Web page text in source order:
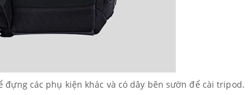
các phụ kiện khác và có dây bên sườn để cài tripod.